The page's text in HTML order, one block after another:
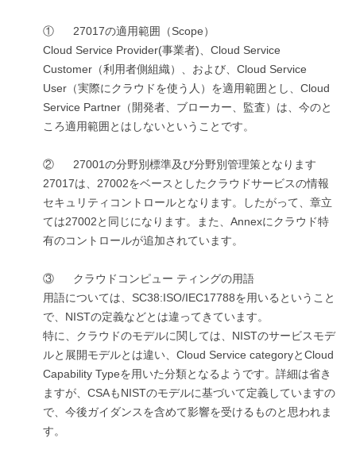
① 27017の適用範囲（Scope）
Cloud Service Provider(事業者)、Cloud Service
Customer（利用者側組織）、および、Cloud Service
User（実際にクラウドを使う人）を適用範囲とし、Cloud
Service Partner（開発者、ブローカー、監査）は、今のと
ころ適用範囲とはしないということです。
② 27001の分野別標準及び分野別管理策となります
27017は、27002をベースとしたクラウドサービスの情報
セキュリティコントロールとなります。したがって、章立
ては27002と同じになります。また、Annexにクラウド特
有のコントロールが追加されています。
③ クラウドコンピュー ティングの用語
用語については、SC38:ISO/IEC17788を用いるということ
で、NISTの定義などとは違ってきています。
特に、クラウドのモデルに関しては、NISTのサービスモデ
ルと展開モデルとは違い、Cloud Service categoryとCloud
Capability Typeを用いた分類となるようです。詳細は省き
ますが、CSAもNISTのモデルに基づいて定義していますの
で、今後ガイダンスを含めて影響を受けるものと思われま
す。